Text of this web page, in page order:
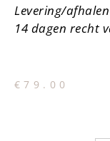
Levering/
14 dagen recht
€79.00